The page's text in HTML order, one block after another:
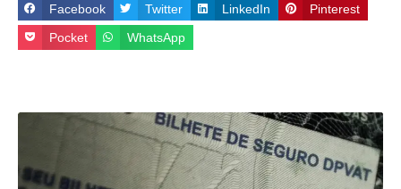
Facebook Twitter LinkedIn Pinterest
Pocket WhatsApp